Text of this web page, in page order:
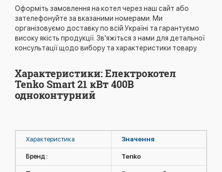
Оформіть замовлення на котел через наш сайт або
зателефонуйте за вказаними номерами. Ми
організовуємо доставку по всій Україні та гарантуємо
високу якість продукції. Зв'яжіться з нами для детальної
консультації щодо вибору та характеристики товару.
Характеристики: Електрокотел
Tenko Smart 21 кВт 400В
одноконтурний
Характеристика Значення
Бренд : Tenko